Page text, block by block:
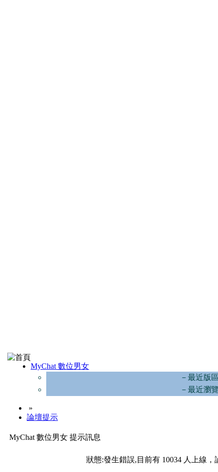
MyChat 數位男女
－最近版
－最近瀏
»
論壇提示
MyChat 數位男女 提示訊息
狀態:發生錯誤,目前有 10034 人上線